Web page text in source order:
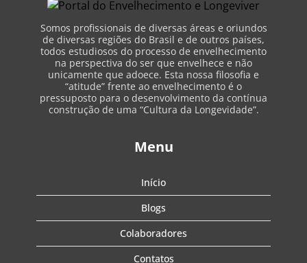
Somos profissionais de diversas áreas e oriundos
de diversas regiões do Brasil e de outros países,
todos estudiosos do processo de envelhecimento
na perspectiva do ser que envelhece e não
unicamente que adoece. Esta nossa filosofia e
“atitude” frente ao envelhecimento é o
pressuposto para o desenvolvimento da contínua
construção de uma “Cultura da Longevidade”.
Menu
Início
Blogs
Colaboradores
Contatos